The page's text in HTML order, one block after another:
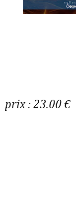
prix : 23.00 €